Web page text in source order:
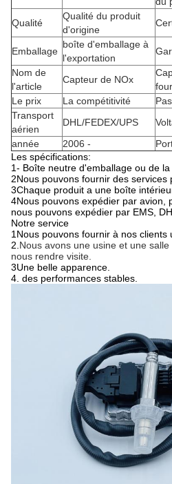
Qualité
Qualité du produit
d'origine
Emballage
boîte d'emballage à
l'exportation
Nom de
l'article
Capteur de NOx
Le prix
La compétitivité
Transport
aérien
DHL/FEDEX/UPS
année
2006 -
Les spécifications:
1- Boîte neutre d'emballage ou de
2Nous pouvons fournir des services
3Chaque produit a une boîte
4Nous pouvons expédier par avion,
nous pouvons expédier par EMS,
Notre service
1Nous pouvons fournir à nos clients
2. Nous avons une usine et une
nous rendre visite.
3Une belle apparence.
4. des performances stables.